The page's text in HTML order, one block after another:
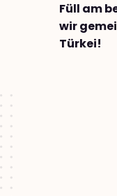
Füll am
wir
Türkei!